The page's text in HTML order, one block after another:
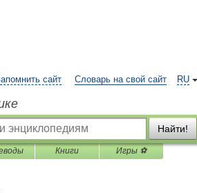
RU
сайт Словарь на свой сайт
Найти!
Книги Игры ⚽